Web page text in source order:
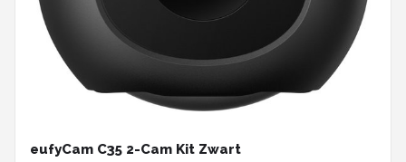
eufyCam C35 2-Cam Kit Zwart